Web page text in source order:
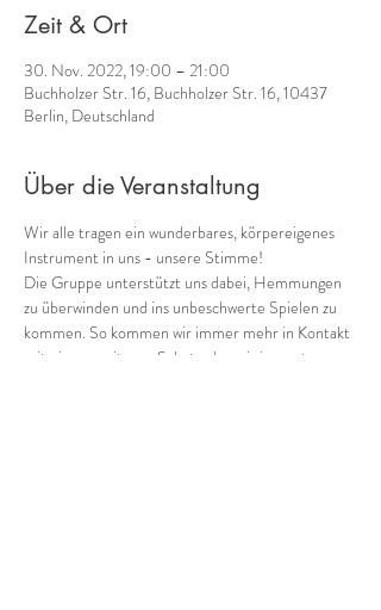
Zeit & Ort
30. Nov. 2022, 19:00 – 21:00
Buchholzer Str. 16, Buchholzer Str. 16, 10437
Berlin, Deutschland
Über die Veranstaltung
Wir alle tragen ein wunderbares, körpereigenes
Instrument in uns - unsere Stimme!
Die Gruppe unterstützt uns dabei, Hemmungen
zu überwinden und ins unbeschwerte Spielen zu
kommen. So kommen wir immer mehr in Kontakt
mit einem weiteren Schatz, den wir in uns tragen: